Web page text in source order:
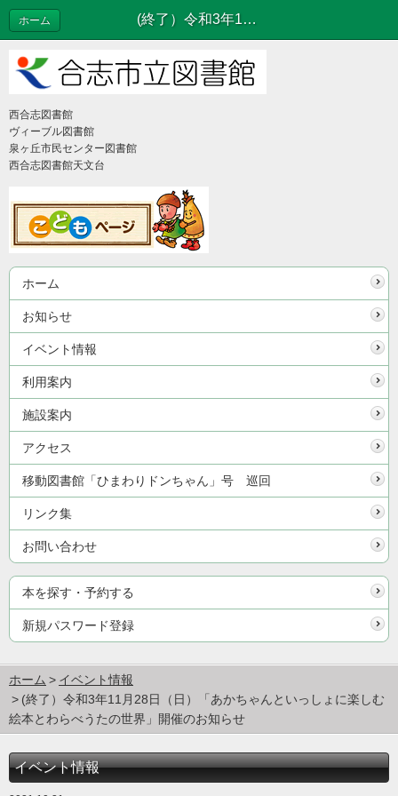
(終了）令和3年11月28日（日）「あかちゃんといっしょに楽しむ絵本とわらべうたの世界」開催のお知らせ | イベント情報
ホーム
西合志図書館
ヴィーブル図書館
泉ヶ丘市民センター図書館
西合志図書館天文台
ホーム
お知らせ
イベント情報
利用案内
施設案内
アクセス
移動図書館「ひまわりドンちゃん」号 巡回
リンク集
お問い合わせ
本を探す・予約する
新規パスワード登録
ホーム
イベント情報
(終了）令和3年11月28日（日）「あかちゃんといっしょに楽しむ
絵本とわらべうたの世界」開催のお知らせ
イベント情報